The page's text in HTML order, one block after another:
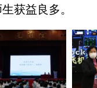
获益良多。